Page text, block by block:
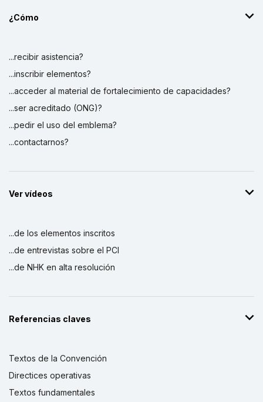
¿Cómo
...recibir asistencia?
...inscribir elementos?
...acceder al material de fortalecimiento de capacidades?
...ser acreditado (ONG)?
...pedir el uso del emblema?
...contactarnos?
Ver vídeos
...de los elementos inscritos
...de entrevistas sobre el PCI
...de NHK en alta resolución
Referencias claves
Textos de la Convención
Directices operativas
Textos fundamentales